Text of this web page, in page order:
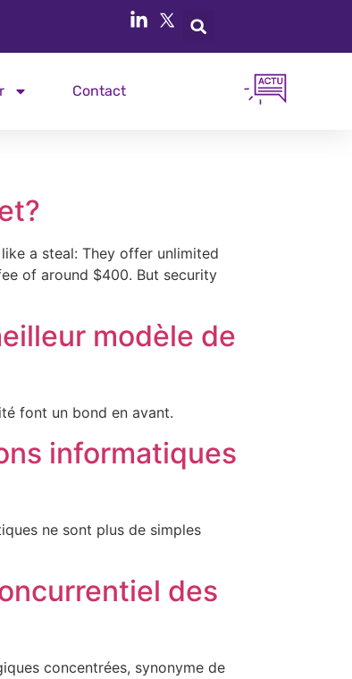
Contact
a steal: They offer unlimited
of around $400. But security
modèle de
font un bond en avant.
informatiques
ne sont plus de simples
des
concentrées, synonyme de